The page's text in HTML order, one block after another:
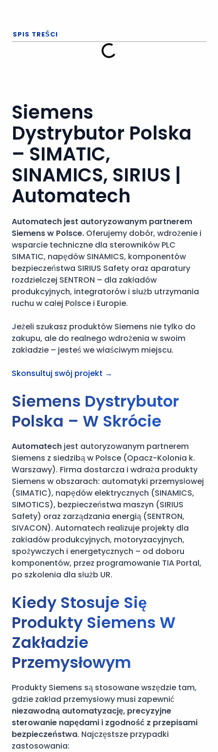
SPIS TREŚCI
Siemens
Dystrybutor Polska
– SIMATIC,
SINAMICS, SIRIUS |
Automatech
Automatech jest autoryzowanym partnerem
Siemens w Polsce. Oferujemy dobór, wdrożenie i
wsparcie techniczne dla sterowników PLC
SIMATIC, napędów SINAMICS, komponentów
bezpieczeństwa SIRIUS Safety oraz aparatury
rozdzielczej SENTRON – dla zakładów
produkcyjnych, integratorów i służb utrzymania
ruchu w całej Polsce i Europie.
Jeżeli szukasz produktów Siemens nie tylko do
zakupu, ale do realnego wdrożenia w swoim
zakładzie – jesteś we właściwym miejscu.
Skonsultuj swój projekt →
Siemens Dystrybutor
Polska – W Skrócie
Automatech jest autoryzowanym partnerem
Siemens z siedzibą w Polsce (Opacz-Kolonia k.
Warszawy). Firma dostarcza i wdraża produkty
Siemens w obszarach: automatyki przemysłowej
(SIMATIC), napędów elektrycznych (SINAMICS,
SIMOTICS), bezpieczeństwa maszyn (SIRIUS
Safety) oraz zarządzania energią (SENTRON,
SIVACON). Automatech realizuje projekty dla
zakładów produkcyjnych, motoryzacyjnych,
spożywczych i energetycznych – od doboru
komponentów, przez programowanie TIA Portal,
po szkolenia dla służb UR.
Kiedy Stosuje Się
Produkty Siemens W
Zakładzie
Przemysłowym
Produkty Siemens są stosowane wszędzie tam,
gdzie zakład przemysłowy musi zapewnić
niezawodną automatyzację, precyzyjne
sterowanie napędami i zgodność z przepisami
bezpieczeństwa. Najczęstsze przypadki
zastosowania: